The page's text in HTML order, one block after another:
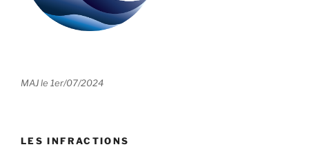
MAJ le 1er/07/2024
LES INFRACTIONS